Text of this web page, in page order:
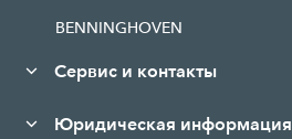
BENNINGHOVEN
Сервис и контакты
Юридическая информация